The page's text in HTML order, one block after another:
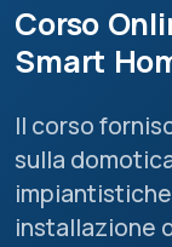
Corso
Smart
Il corso
sulla
installazione